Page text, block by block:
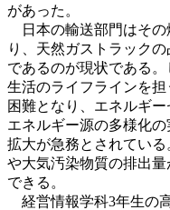
があった。
日本の輸送部門はその
り、天然ガストラック
であるのが現状である。
生活のライフラインを
困難となり、エネルギ
エネルギー源の多様化
拡大が急務とされてい
や大気汚染物質の排出
できる。
経営情報学科3年生の